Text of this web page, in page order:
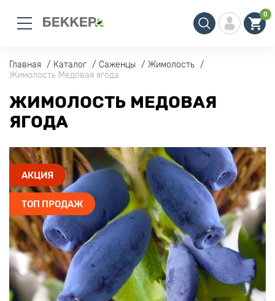
0
Главная Каталог Саженцы
Жимолость
Жимолость Медовая ягода
ЖИМОЛОСТЬ МЕДОВАЯ
ЯГОДА
АКЦИЯ
ТОП ПРОДАЖ